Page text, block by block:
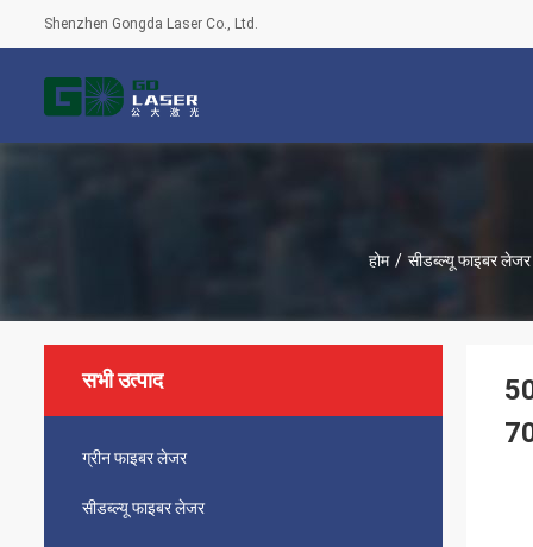
Shenzhen Gongda Laser Co., Ltd.
होम / सीडब्ल्यू फाइबर लेजर
सभी उत्पाद
ग्रीन फाइबर लेजर
सीडब्ल्यू फाइबर लेजर